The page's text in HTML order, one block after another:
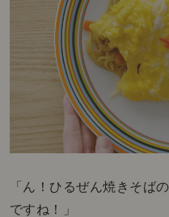
「ん！ひるぜん焼きそば
ですね！」